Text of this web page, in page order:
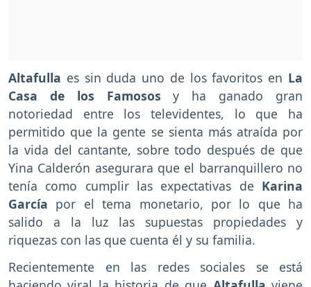
Altafulla es sin duda uno de los favoritos en La
Casa de los Famososy ha ganado gran
notoriedad entre los televidentes, lo que ha
permitido que la gente se sienta más atraída por
la vida del cantante, sobre todo después de que
Yina Calderón asegurara que el barranquillero no
tenía como cumplir las expectativas de Karina
García por el tema monetario, por lo que ha
salido a la luz las supuestas propiedades y
riquezas con las que cuenta él y su familia.
Recientemente en las redes sociales se está